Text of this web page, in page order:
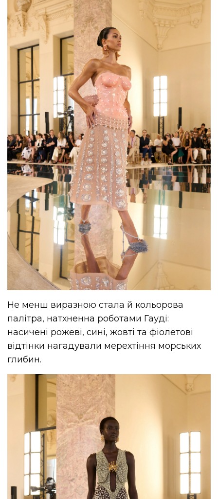
Не менш виразною стала й кольорова
палітра, натхненна роботами Гауді:
насичені рожеві, сині, жовті та фіолетові
відтінки нагадували мерехтіння морських
глибин.